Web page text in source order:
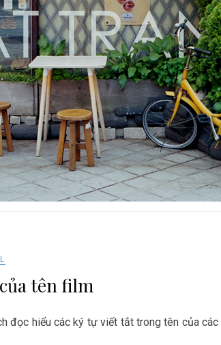
tên film
đọc hiểu các ký tự viết tắt trong tên của các